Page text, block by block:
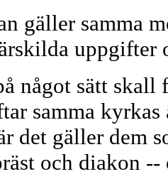
gäller samma
uppgifter
något sätt skall
samma
det gäller dem
och diakon